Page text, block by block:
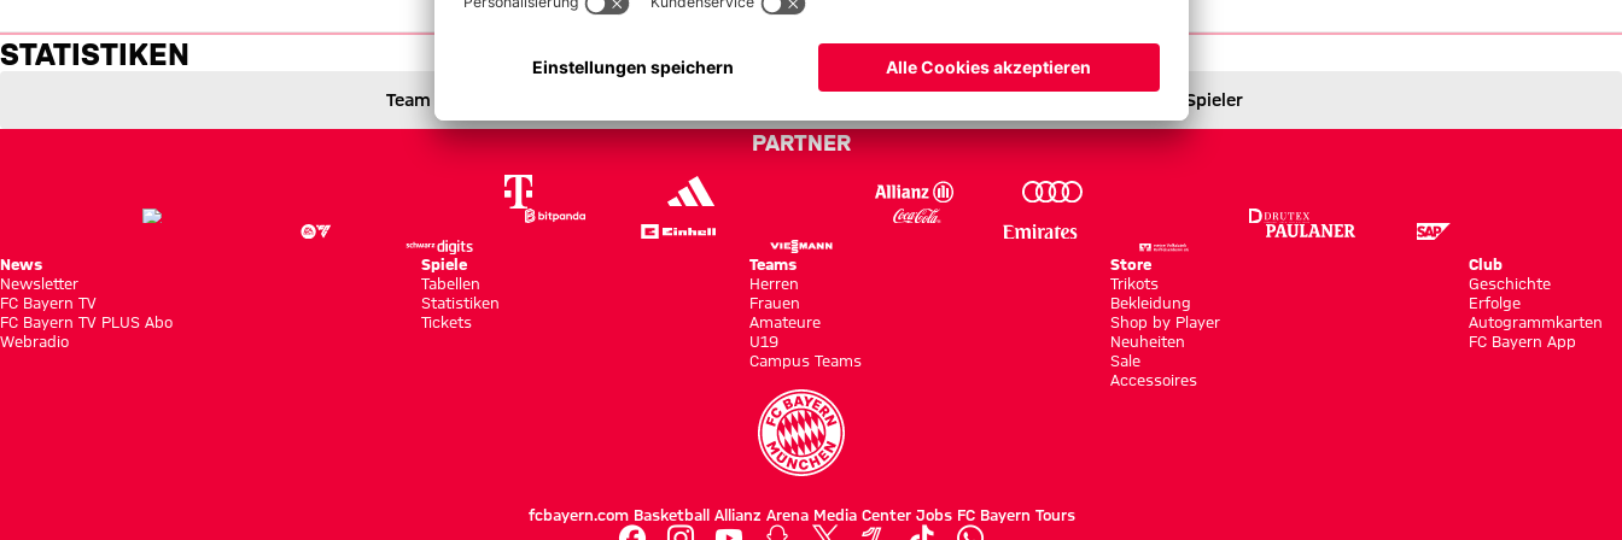
Borussia Mönchengladbach gegen FC Bayern München
Statistiken: Gladbach vs. FC Bayern - Bundesliga 23/24
STATISTIKEN
Team Spieler
PARTNER
News
Newsletter
FC Bayern TV
FC Bayern TV PLUS Abo
Webradio
Spiele
Tabellen
Statistiken
Tickets
Teams
Herren
Frauen
Amateure
U19
Campus Teams
Store
Trikots
Bekleidung
Shop by Player
Neuheiten
Sale
Accessoires
Club
Geschichte
Erfolge
Autogrammkarten
FC Bayern App
fcbayern.com Basketball Allianz Arena Media Center Jobs FC Bayern Tours